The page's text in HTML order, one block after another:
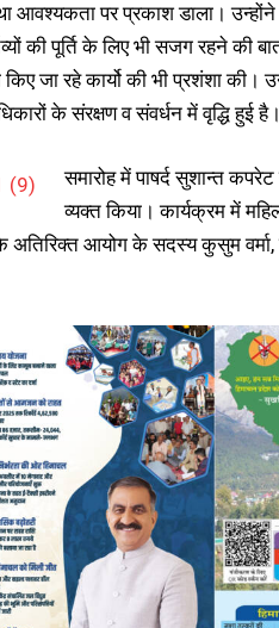
पर प्रकाश डाला। उन्होंने
की पूर्ति के लिए भी सजग रहने की
जा रहे कार्यो की भी प्रशंशा की।
के संरक्षण व संवर्धन में वृद्धि हुई है।
समारोह में पाषर्द सुशान्त
व्यक्त किया। कार्यक्रम में
अतिरिक्त आयोग के सदस्य कुसुम